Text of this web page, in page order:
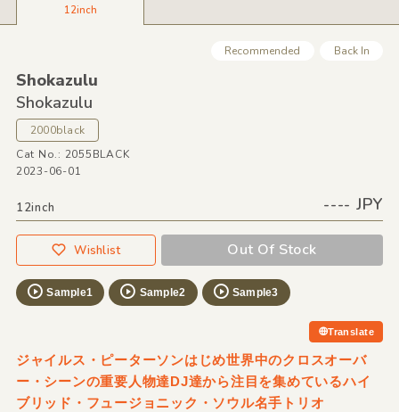
12inch
Recommended Back In
Shokazulu
Shokazulu
2000black
Cat No.: 2055BLACK
2023-06-01
12inch ---- JPY
Wishlist Out Of Stock
Sample1 Sample2 Sample3
Translate
ジャイルス・ピーターソンはじめ世界中のクロスオーバ
ー・シーンの重要人物達DJ達から注目を集めているハイ
ブリッド・フュージョニック・ソウル名手トリオ